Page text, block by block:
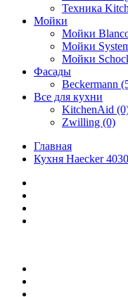
Техника
Мойки
Мойки
Мойки
Мойки
Фасады
Beckermann
Все для кухни
KitchenAid
Zwilling (0)
Главная
Кухня Haecker